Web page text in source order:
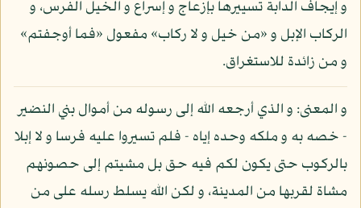
و إيجاف الدابة تسييرها بإزعاج و إسراع و الخيل الفرس، و
الركاب الإبل و «من خيل و لا ركاب» مفعول «فما أوجفتم»
و من زائدة للاستغراق.
و المعنى: و الذي أرجعه الله إلى رسوله من أموال بني النضير
- خصه به و ملكه وحده إياه - فلم تسيروا عليه فرسا و لا إبلا
بالركوب حتى يكون لكم فيه حق بل مشيتم إلى حصونهم
مشاة لقربها من المدينة، و لكن الله يسلط رسله على من